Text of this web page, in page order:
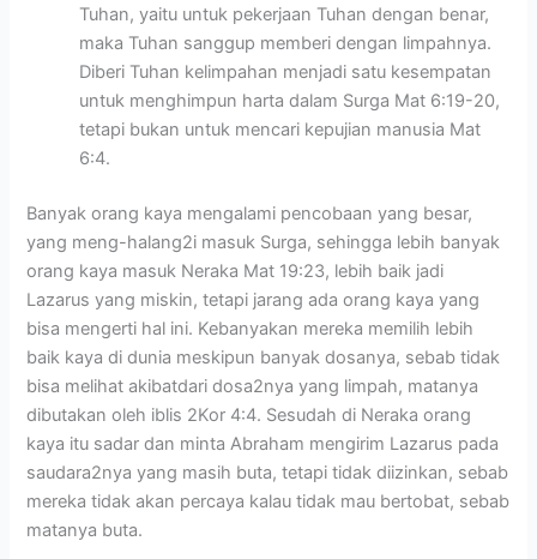
Tuhan, yaitu untuk pekerjaan Tuhan dengan benar,
maka Tuhan sanggup memberi dengan limpahnya.
Diberi Tuhan kelimpahan menjadi satu kesempatan
untuk menghimpun harta dalam Surga Mat 6:19-20,
tetapi bukan untuk mencari kepujian manusia Mat
6:4.
Banyak orang kaya mengalami pencobaan yang besar,
yang meng-halang2i masuk Surga, sehingga lebih banyak
orang kaya masuk Neraka Mat 19:23, lebih baik jadi
Lazarus yang miskin, tetapi jarang ada orang kaya yang
bisa mengerti hal ini. Kebanyakan mereka memilih lebih
baik kaya di dunia meskipun banyak dosanya, sebab tidak
bisa melihat akibatdari dosa2nya yang limpah, matanya
dibutakan oleh iblis 2Kor 4:4. Sesudah di Neraka orang
kaya itu sadar dan minta Abraham mengirim Lazarus pada
saudara2nya yang masih buta, tetapi tidak diizinkan, sebab
mereka tidak akan percaya kalau tidak mau bertobat, sebab
matanya buta.